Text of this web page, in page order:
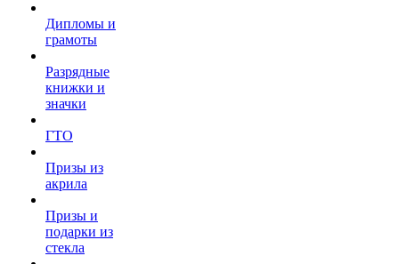
Дипломы и
грамоты
Разрядные
книжки и
значки
ГТО
Призы из
акрила
Призы и
подарки из
стекла